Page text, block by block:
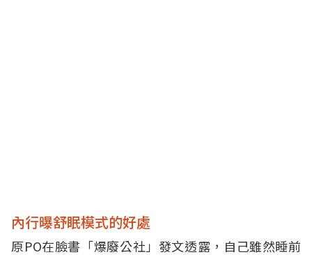
內行曝舒眠模式的好處
原PO在臉書「爆廢公社」發文透露，自己雖然睡前